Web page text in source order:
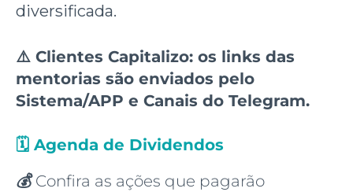
diversificada.
⚠️ Clientes Capitalizo: os links das
mentorias são enviados pelo
Sistema/APP e Canais do Telegram.
🗓️ Agenda de Dividendos
💰Confira as ações que pagarão